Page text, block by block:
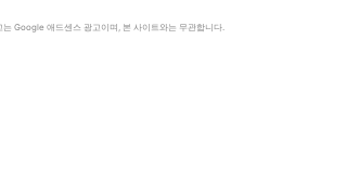
는 Google 애드센스 광고이며, 본 사이트와는 무관합니다.